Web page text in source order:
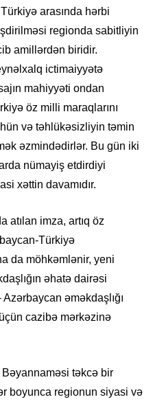
arasında hərbi
regionda sabitliyin
amillərdən biridir.
ictimaiyyətə
mahiyyəti ondan
öz milli maraqlarını
və təhlükəsizliyin təmin
əzmindədirlər. Bu gün iki
nümayiş etdirdiyi
xəttin davamıdır.
atılan imza, artıq öz
Türkiyə
da möhkəmlənir, yeni
əhatə dairəsi
əməkdaşlığı
cazibə mərkəzinə
təkcə bir
boyunca regionun siyasi və